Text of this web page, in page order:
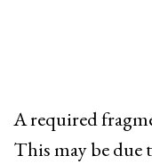
A required
This may be due